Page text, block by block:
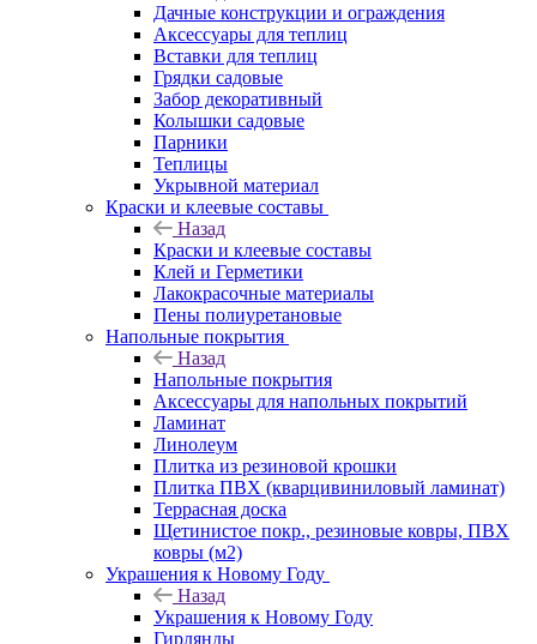
Дачные конструкции и ограждения
Аксессуары для теплиц
Вставки для теплиц
Грядки садовые
Забор декоративный
Колышки садовые
Парники
Теплицы
Укрывной материал
Краски и клеевые составы
Назад
Краски и клеевые составы
Клей и Герметики
Лакокрасочные материалы
Пены полиуретановые
Напольные покрытия
Назад
Напольные покрытия
Аксессуары для напольных покрытий
Ламинат
Линолеум
Плитка из резиновой крошки
Плитка ПВХ (кварцивиниловый ламинат)
Террасная доска
Щетинистое покр., резиновые ковры, ПВХ
ковры (м2)
Украшения к Новому Году
Назад
Украшения к Новому Году
Гирлянды